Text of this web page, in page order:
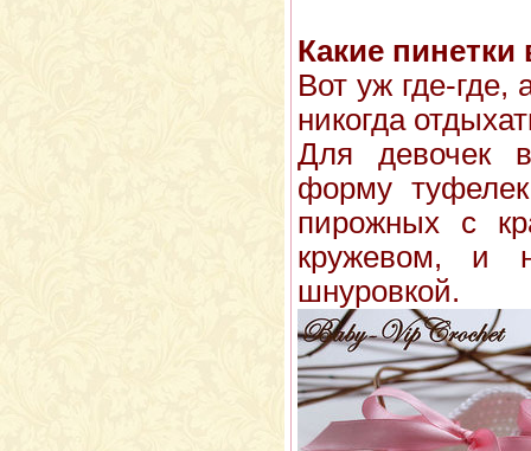
Какие пинетки
Вот уж где-где,
никогда
Для девочек
форму
пирожных с
кружевом, и
шнуровкой.